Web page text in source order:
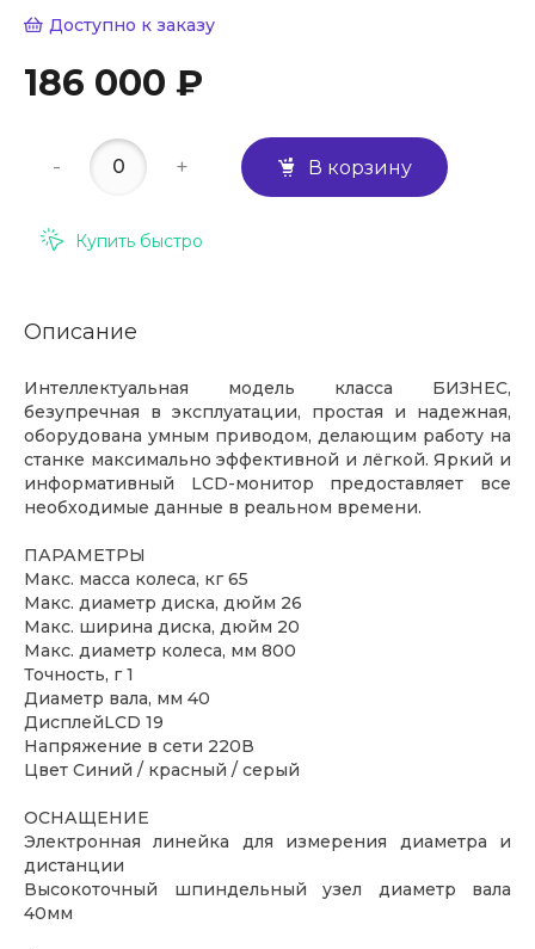
Доступно к заказу
186 000 ₽
- + В корзину
Купить быстро
Описание
Интеллектуальная модель класса БИЗНЕС,
безупречная в эксплуатации, простая и надежная,
оборудована умным приводом, делающим работу на
станке максимально эффективной и лёгкой. Яркий и
информативный LCD-монитор предоставляет все
необходимые данные в реальном времени.
ПАРАМЕТРЫ
Макс. масса колеса, кг 65
Макс. диаметр диска, дюйм 26
Макс. ширина диска, дюйм 20
Макс. диаметр колеса, мм 800
Точность, г 1
Диаметр вала, мм 40
ДисплейLCD 19
Напряжение в сети 220В
Цвет Синий / красный / серый
ОСНАЩЕНИЕ
Электронная линейка для измерения диаметра и
дистанции
Высокоточный шпиндельный узел диаметр вала
40мм